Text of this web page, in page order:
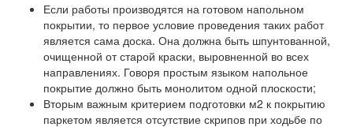
Если работы производятся на готовом напольном
покрытии, то первое условие проведения таких работ
является сама доска. Она должна быть шпунтованной,
очищенной от старой краски, выровненной во всех
направлениях. Говоря простым языком напольное
покрытие должно быть монолитом одной плоскости;
Вторым важным критерием подготовки м2 к покрытию
паркетом является отсутствие скрипов при ходьбе по